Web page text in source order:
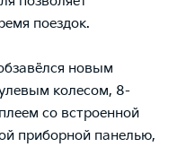
поездок.
новым
колесом, 8-
со встроенной
приборной панелью,